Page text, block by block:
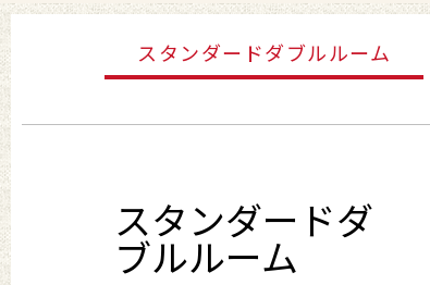
スタンダードダブルルーム
スタンダードダ
ブルルーム